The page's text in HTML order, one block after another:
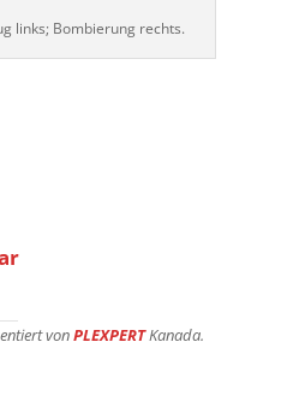
links; Bombierung rechts.
vonPLEXPERTKanada.